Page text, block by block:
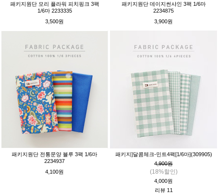
패키지원단 모리 플라워 피치핑크 3팩
1/6마 2233335
3,500원
패키지원단 데이지썬샤인 3팩 1/6마
2234875
3,900원
패키지원단 전통문양 블루 3팩 1/6마
2234937
4,100원
패키지]달콤체크-민트4팩[1/6마](309905)
4,900원
(18%할인)
4,000원
리뷰 11